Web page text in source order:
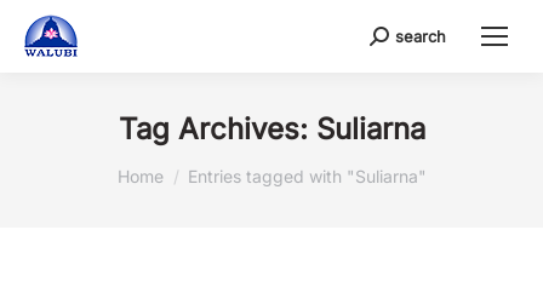
Search:
search
Tag Archives: Suliarna
You are here:
Home Entries tagged with "Suliarna"